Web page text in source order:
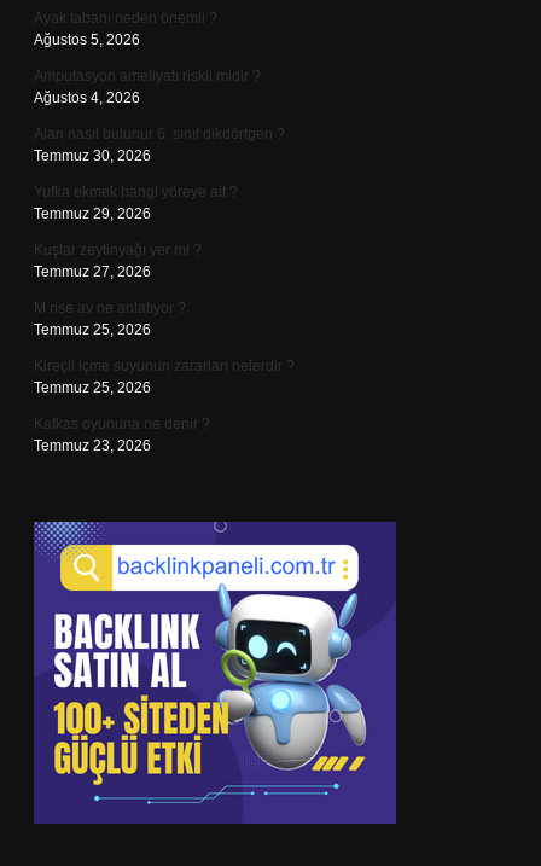
Ayak tabanı neden önemli ?
Ağustos 5, 2026
Amputasyon ameliyatı riskli midir ?
Ağustos 4, 2026
Alan nasıl bulunur 6. sınıf dikdörtgen ?
Temmuz 30, 2026
Yufka ekmek hangi yöreye ait ?
Temmuz 29, 2026
Kuşlar zeytinyağı yer mi ?
Temmuz 27, 2026
M rise av ne anlatıyor ?
Temmuz 25, 2026
Kireçli içme suyunun zararları nelerdir ?
Temmuz 25, 2026
Kafkas oyununa ne denir ?
Temmuz 23, 2026